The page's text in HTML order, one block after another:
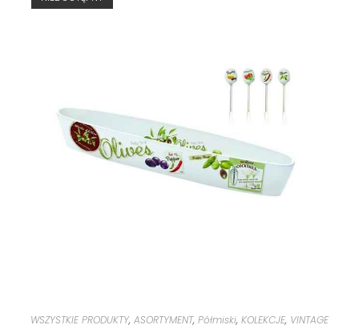
WSZYSTKIE PRODUKTY, ASORTYMENT, Półmiski, KOLEKCJE, VINTAGE